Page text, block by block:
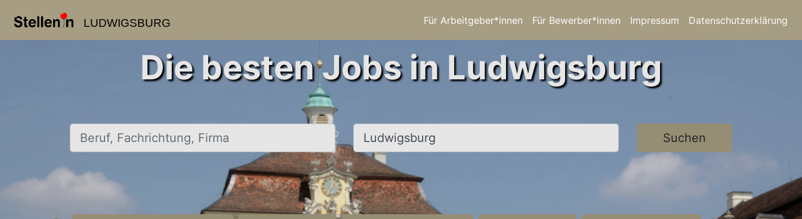
LUDWIGSBURG Für Arbeitgeber*innen Für Bewerber*innen Impressum Datenschutzerklärung
Die besten Jobs in Ludwigsburg
Beruf, Fachrichtung, Firma Ort, Stadt Suchen